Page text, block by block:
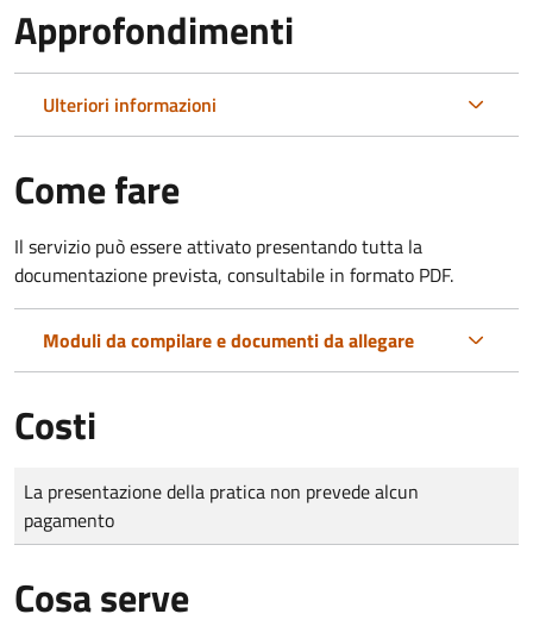
Approfondimenti
Ulteriori informazioni
Come fare
Il servizio può essere attivato presentando tutta la
documentazione prevista, consultabile in formato PDF.
Moduli da compilare e documenti da allegare
Costi
Tipo di pagamento
Importo
La presentazione della pratica non prevede alcun
pagamento
Cosa serve